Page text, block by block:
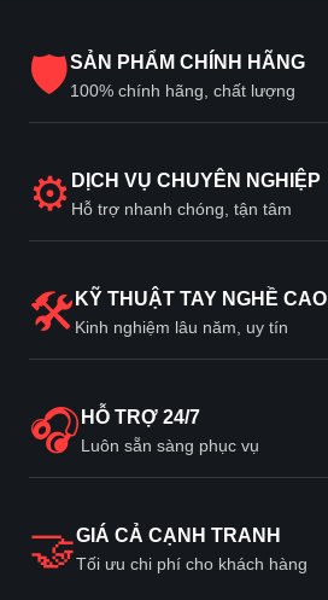
🛡SẢN PHẨM CHÍNH HÃNG
100% chính hãng, chất lượng
⚙ DỊCH VỤ CHUYÊN NGHIỆP
Hỗ trợ nhanh chóng, tận tâm
🛠 KỸ THUẬT TAY NGHỀ CAO
Kinh nghiệm lâu năm, uy tín
🎧 HỖ TRỢ 24/7
Luôn sẵn sàng phục vụ
🤝GIÁ CẢ CẠNH TRANH
Tối ưu chi phí cho khách hàng